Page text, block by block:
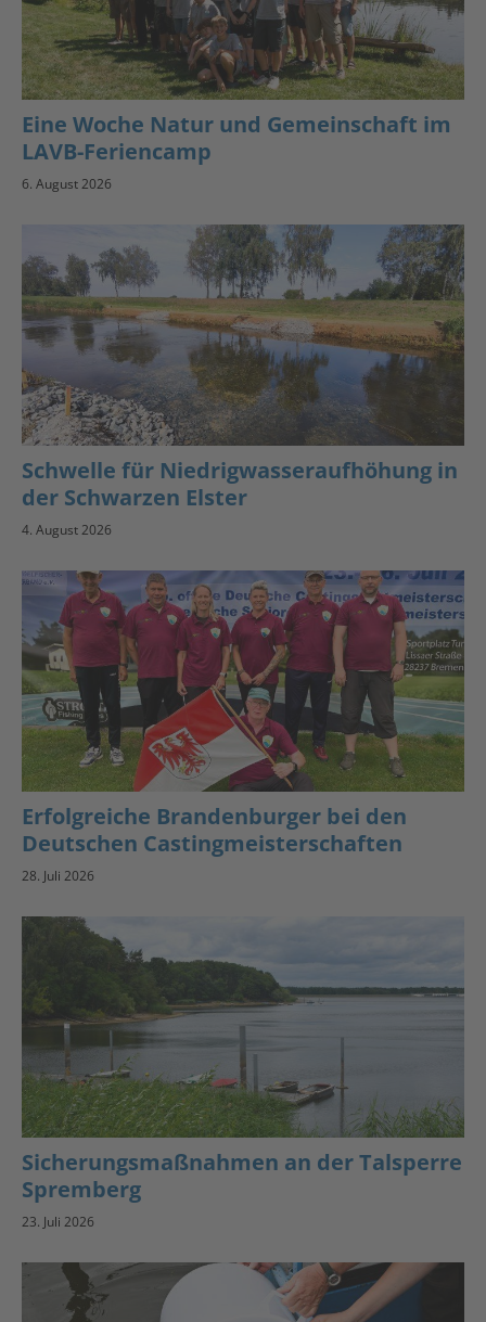
Eine Woche Natur und Gemeinschaft im
LAVB-Feriencamp
6. August 2026
Schwelle für Niedrigwasseraufhöhung in
der Schwarzen Elster
4. August 2026
Erfolgreiche Brandenburger bei den
Deutschen Castingmeisterschaften
28. Juli 2026
Sicherungsmaßnahmen an der Talsperre
Spremberg
23. Juli 2026